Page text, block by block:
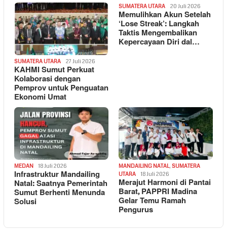
SUMATERA UTARA 27 Juli 2026
KAHMI Sumut Perkuat
Kolaborasi dengan
Pemprov untuk Penguatan
Ekonomi Umat
SUMATERA UTARA 20 Juli 2026
Memulihkan Akun Setelah
‘Lose Streak’: Langkah
Taktis Mengembalikan
Kepercayaan Diri dal…
MEDAN 18 Juli 2026
Infrastruktur Mandailing
Natal: Saatnya Pemerintah
Sumut Berhenti Menunda
Solusi
MANDAILING NATAL, SUMATERA
UTARA
18 Juli 2026
Merajut Harmoni di Pantai
Barat, PAPPRI Madina
Gelar Temu Ramah
Pengurus